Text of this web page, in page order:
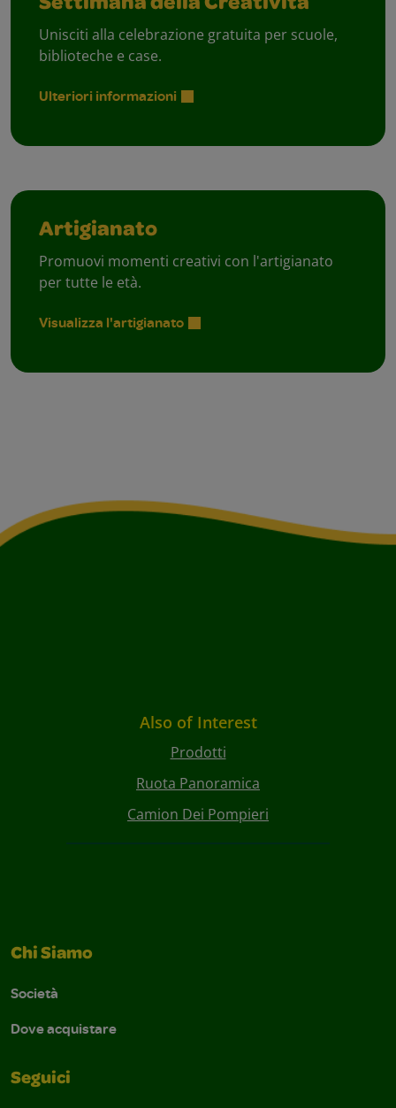
Settimana della Creatività
Unisciti alla celebrazione gratuita per scuole,
biblioteche e case.
Ulteriori informazioni
Artigianato
Promuovi momenti creativi con l'artigianato
per tutte le età.
Visualizza l'artigianato
Also of Interest
Prodotti
Ruota Panoramica
Camion Dei Pompieri
Chi Siamo
Società
Dove acquistare
Seguici